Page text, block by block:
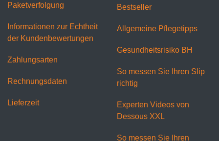
Paketverfolgung
Informationen zur Echtheit
der Kundenbewertungen
Zahlungsarten
Rechnungsdaten
Lieferzeit
Bestseller
Allgemeine Pflegetipps
Gesundheitsrisiko BH
So messen Sie Ihren Slip
richtig
Experten Videos von
Dessous XXL
So messen Sie Ihren